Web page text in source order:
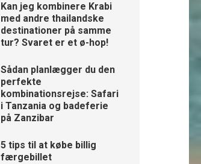
Kan jeg kombinere Krabi
med andre thailandske
destinationer på samme
tur? Svaret er et ø-hop!
Sådan planlægger du den
perfekte
kombinationsrejse: Safari
i Tanzania og badeferie
på Zanzibar
5 tips til at købe billig
færgebillet